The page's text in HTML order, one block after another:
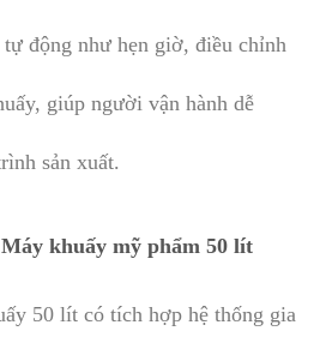
động như hẹn giờ, điều chỉnh
giúp người vận hành dễ
sản xuất.
khuấy mỹ phẩm 50 lít
50 lít có tích hợp hệ thống gia